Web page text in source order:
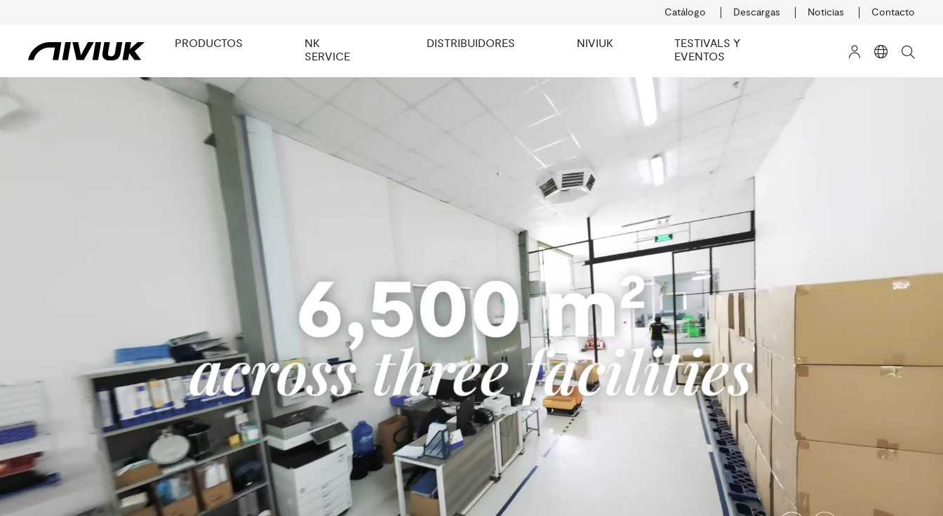
Catálogo Descargas Noticias Contacto
PRODUCTOS
NK
SERVICE
DISTRIBUIDORES NIVIUK
TESTIVALS Y
EVENTOS